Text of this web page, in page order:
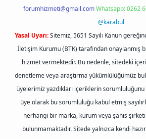
forumhizmeti@gmail.comWhatsapp: 0262
@karabul
Yasal Uyarı:Sitemiz, 5651 Sayılı Kanun
İletişim Kurumu (BTK) tarafından onaylanmış
hizmet vermektedir. Bu nedenle, sitedeki
denetleme veya araştırma yükümlülüğümüz
üyelerimiz yazdıkları içeriklerin
üye olarak bu sorumluluğu kabul etmiş
herhangi bir marka, kurum veya şahıs şirketi
bulunmamaktadır. Sitede yalnızca kendi